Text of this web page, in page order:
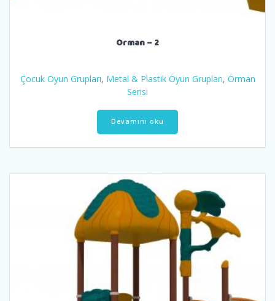
Orman – 2
Çocuk Oyun Grupları, Metal & Plastik Oyun Grupları, Orman
Serisi
Devamını oku